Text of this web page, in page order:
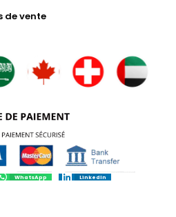
de vente
WhatsApp LinkedIn